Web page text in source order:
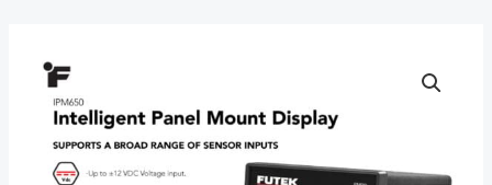
springen